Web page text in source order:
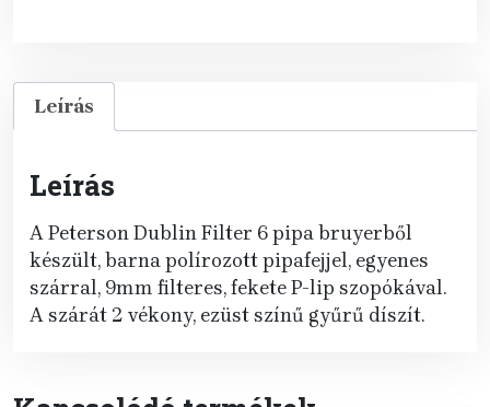
Leírás
Leírás
A Peterson Dublin Filter 6 pipa bruyerből
készült, barna polírozott pipafejjel, egyenes
szárral, 9mm filteres, fekete P-lip szopókával.
A szárát 2 vékony, ezüst színű gyűrű díszít.